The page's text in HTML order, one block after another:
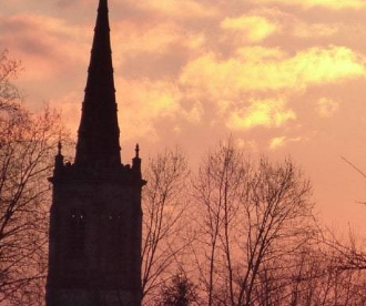
dans la forêt de Virelade